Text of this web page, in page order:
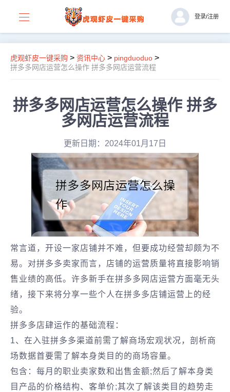
登录/注册
虎观虾皮一键采购 > 资讯中心 > pingduoduo >
拼多多网店运营怎么操作 拼多多网店运营流程
拼多多网店运营怎么操作 拼多
多网店运营流程
更新日期：2024年01月17日
常言道，开设一家店铺并不难，但要成功经营却颇为不
易。对拼多多卖家而言，店铺的运营质量将直接影响销
售业绩的高低。许多新手在拼多多网店运营方面毫无头
绪，接下来将分享一些个人在拼多多店铺运营上的经
验。
拼多多店肆运作的基础流程：
1、在入驻拼多多渠道前需了解商场宏观状况，剖析商
场数据首要需了解本身类目的的商场容量。
包含：每月的职业卖家数和出售金额;然后了解本身类
目产品的价格结构、客单价;其次了解该类目的趋势走